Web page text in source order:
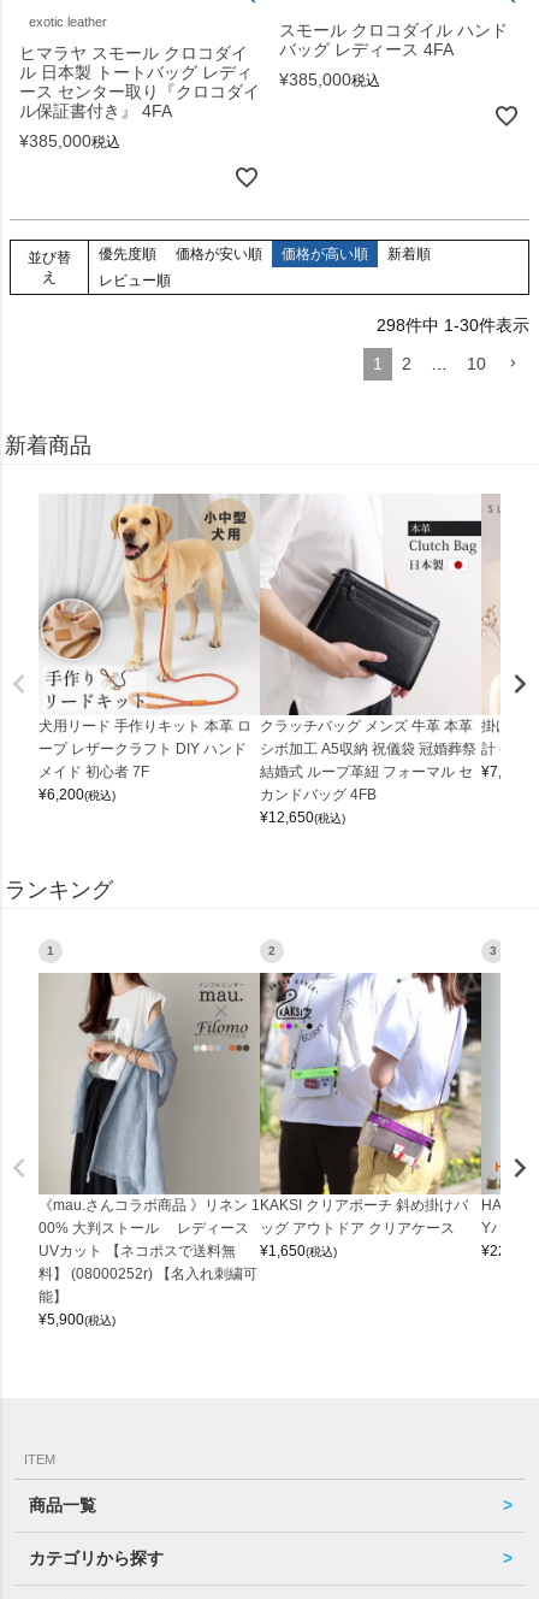
exotic leather
ヒマラヤ スモール クロコダイ
ル 日本製 トートバッグ レディ
ース センター取り『クロコダイ
ル保証書付き』 4FA
¥385,000税込
スモール クロコダイル ハンド
バッグ レディース 4FA
¥385,000税込
並び替
え
優先度順 価格が安い順 価格が高い順
新着順
レビュー順
298件中 1-30件表示
1
2 10
新着商品
犬用リード 手作りキット 本革 ロ
ープ レザークラフト DIY ハンド
メイド 初心者 7F
¥6,200(税込)
クラッチバッグ メンズ 牛革 本革
シボ加工 A5収納 祝儀袋 冠婚葬祭
結婚式 ループ革紐 フォーマル セ
カンドバッグ 4FB
¥12,650(税込)
掛け時
計
¥7,150
ランキング
1
《mau.さんコラボ商品 》リネン 1
00% 大判ストール レディース
UVカット 【ネコポスで送料無
料】 (08000252r) 【名入れ刺繍可
能】
¥5,900(税込)
2
KAKSI クリアポーチ 斜め掛けバ
ッグ アウトドア クリアケース
¥1,650(税込)
3
Yバッグ
¥22,000
ITEM
商品一覧
カテゴリから探す